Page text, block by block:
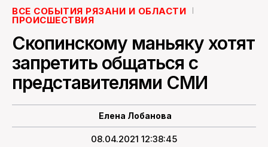
О НАС
ПОИСК ПО САЙТУ
ВСЕ СОБЫТИЯ РЯЗАНИ И ОБЛАСТИ
ПРОИСШЕСТВИЯ
Скопинскому маньяку хотят
запретить общаться с
представителями СМИ
Елена Лобанова
08.04.2021 12:38:45